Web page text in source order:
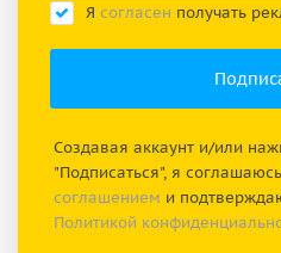
Я согласен получать
Создавая аккаунт и/или
"Подписаться", я
соглашением и
Политикой